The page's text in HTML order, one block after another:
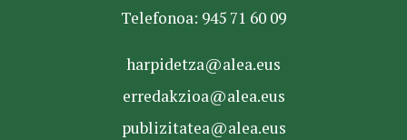
Telefonoa: 945 71 60 09
harpidetza@alea.eus
erredakzioa@alea.eus
publizitatea@alea.eus